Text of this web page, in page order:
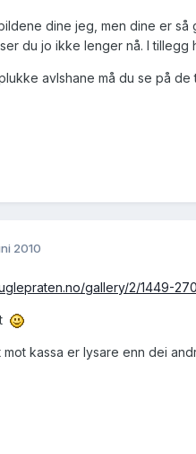
dine jeg, men dine er
du jo ikke lenger nå. I tillegg
avlshane må du se på
2010
gallery/2/1449-
kassa er lysare enn dei